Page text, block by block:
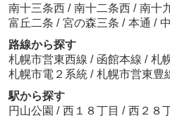
南十三条西 / 南十二条西 / 南十
富丘二条 / 宮の森三条 / 本通 /
路線から探す
札幌市営東西線 / 函館本線 / 札
札幌市電２系統 / 札幌市営東豊
駅から探す
円山公園 / 西１８丁目 / 西２８